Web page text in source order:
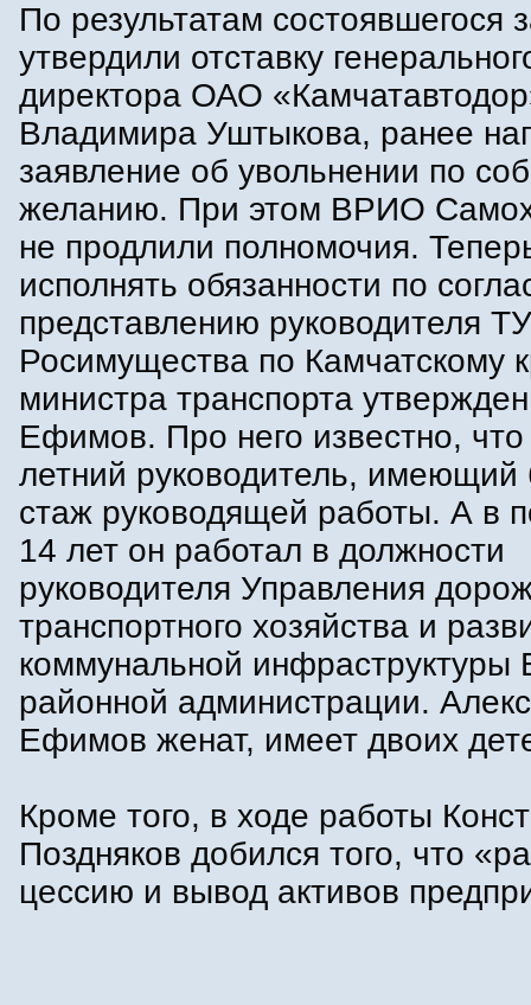
По результатам состоявшегося
утвердили отставку
директора ОАО
Владимира Уштыкова, ранее
заявление об увольнении по
желанию. При этом ВРИО
не продлили полномочия.
исполнять обязанности по
представлению руководителя ТУ
Росимущества по Камчатскому
министра транспорта
Ефимов. Про него известно, что
летний руководитель,
стаж руководящей работы. А в
14 лет он работал в должности
руководителя Управления
транспортного хозяйства и
коммунальной инфраструктуры
районной администрации.
Ефимов женат, имеет двоих
Кроме того, в ходе работы
Поздняков добился того, что
цессию и вывод активов